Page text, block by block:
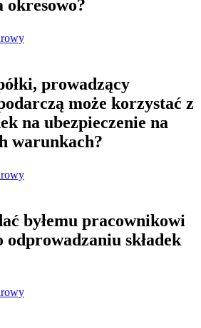
okresowo?
prowadzący
może korzystać z
na ubezpieczenie na
warunkach?
byłemu pracownikowi
odprowadzaniu składek